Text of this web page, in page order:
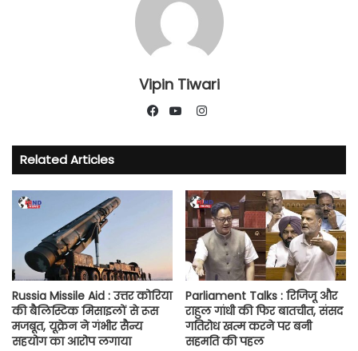
Vipin Tiwari
Instagram
Related Articles
Russia Missile Aid : उत्तर कोरिया
की बैलिस्टिक मिसाइलों से रूस
मजबूत, यूक्रेन ने गंभीर सैन्य
सहयोग का आरोप लगाया
Parliament Talks : रिजिजू और
राहुल गांधी की फिर बातचीत, संसद
गतिरोध खत्म करने पर बनी
सहमति की पहल